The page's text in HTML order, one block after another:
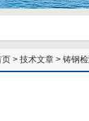
页 > 技术文章 > 铸钢